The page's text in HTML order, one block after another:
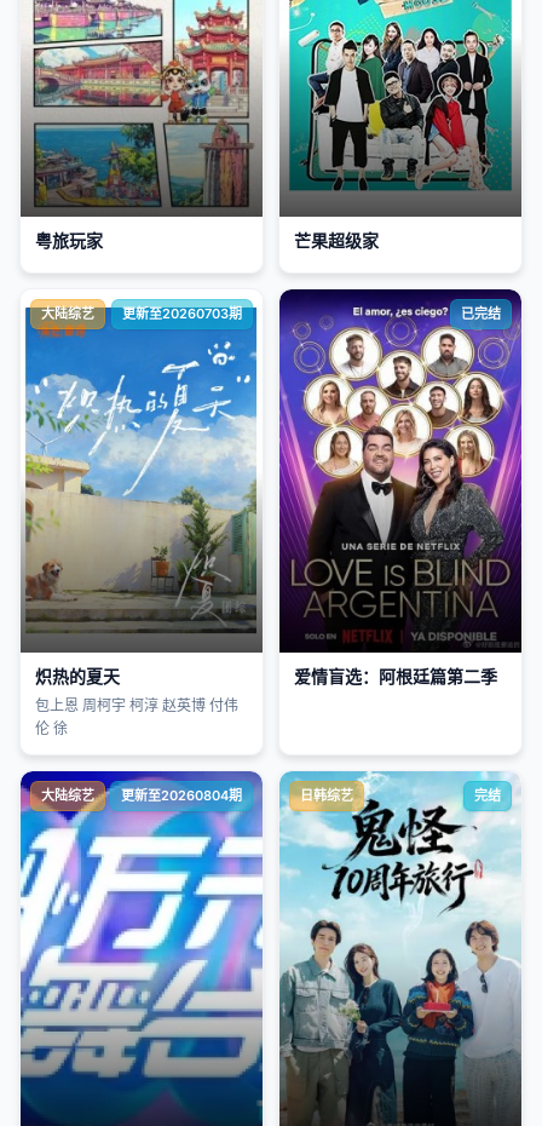
粤旅玩家 芒果超级家
大陆综艺 更新至20260703期
炽热的夏天
包上恩 周柯宇 柯淳 赵英博 付伟
伦 徐
已完结
爱情盲选：阿根廷篇第二季
大陆综艺 更新至20260804期 日韩综艺 完结